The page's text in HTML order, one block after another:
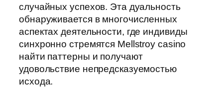
случайных успехов. Эта дуальность
обнаруживается в многочисленных
аспектах деятельности, где индивиды
синхронно стремятся Mellstroy casino
найти паттерны и получают
удовольствие непредсказуемостью
исхода.